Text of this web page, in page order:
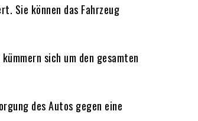
Sie können das Fahrzeug
sich um den gesamten
des Autos gegen eine